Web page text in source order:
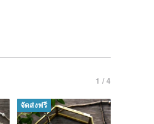
1 / 4
จัดส่งฟรี